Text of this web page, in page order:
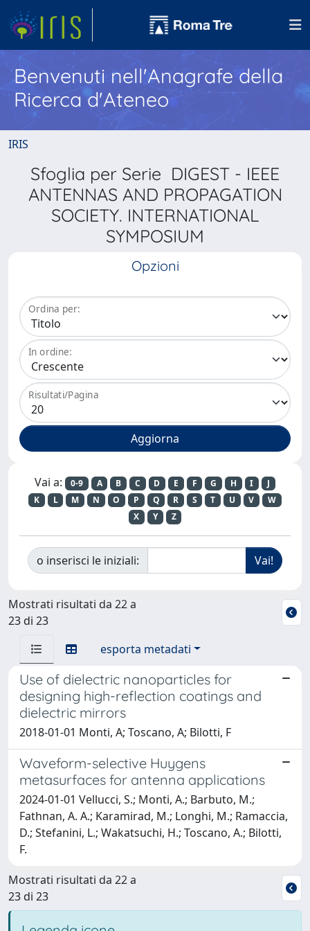
Benvenuti nell'Anagrafe della
Ricerca d'Ateneo
IRIS
Sfoglia per Serie DIGEST - IEEE
ANTENNAS AND PROPAGATION
SOCIETY. INTERNATIONAL
SYMPOSIUM
Opzioni
Ordina per:
In ordine:
Risultati/Pagina
Vai a: 0-9 A B C D E F G H I
J
K
L M N O P Q R S T U V
W
X
Y Z
o inserisci le iniziali:
Mostrati risultati da 22 a
23 di 23
esporta metadati
Use of dielectric nanoparticles for
designing high-reflection coatings and
dielectric mirrors
2018-01-01 Monti, A; Toscano, A; Bilotti, F
Waveform-selective Huygens
metasurfaces for antenna applications
2024-01-01 Vellucci, S.; Monti, A.; Barbuto, M.;
Fathnan, A. A.; Karamirad, M.; Longhi, M.; Ramaccia,
D.; Stefanini, L.; Wakatsuchi, H.; Toscano, A.; Bilotti,
F.
Mostrati risultati da 22 a
23 di 23